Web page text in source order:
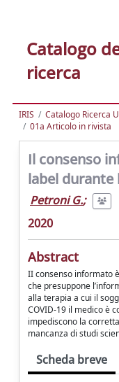
Catalogo
ricerca
IRIS Catalogo Ricerca
01a Articolo in rivista
Il consenso
label durante
Petroni G.;
2020
Abstract
II consenso informato
che presuppone
alla terapia a cui il
COVID-19 il medico è
impediscono la
mancanza di studi
Scheda breve